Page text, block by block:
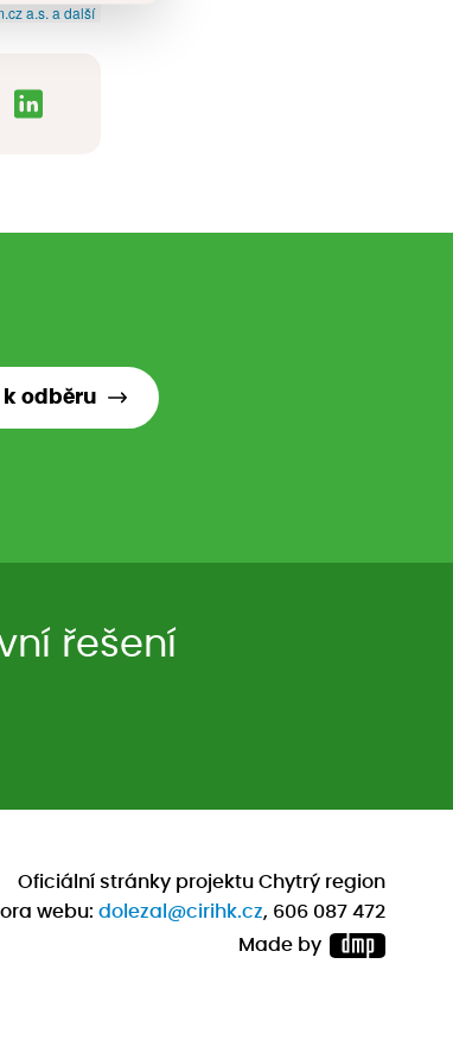
a.s. a další
k odběru
řešení
Oficiální stránky projektu Chytrý region
webu: dolezal@cirihk.cz, 606 087 472
Made by